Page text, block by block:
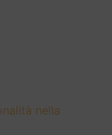
nella